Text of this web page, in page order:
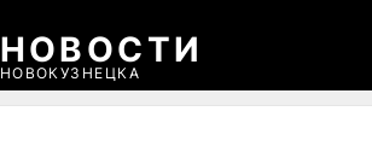
НОВОСТИ
НОВОКУЗНЕЦКА